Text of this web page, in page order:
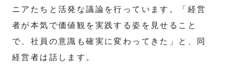
ニアたちと活発な議論を行っています。「経営
者が本気で価値観を実践する姿を見せること
で、社員の意識も確実に変わってきた」と、同
経営者は話します。